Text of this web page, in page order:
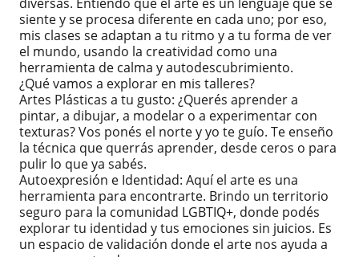
diversas. Entiendo que el arte es un lenguaje que se
siente y se procesa diferente en cada uno; por eso,
mis clases se adaptan a tu ritmo y a tu forma de ver
el mundo, usando la creatividad como una
herramienta de calma y autodescubrimiento.
​¿Qué vamos a explorar en mis talleres?
​Artes Plásticas a tu gusto: ¿Querés aprender a
pintar, a dibujar, a modelar o a experimentar con
texturas? Vos ponés el norte y yo te guío. Te enseño
la técnica que querrás aprender, desde ceros o para
pulir lo que ya sabés.
​Autoexpresión e Identidad: Aquí el arte es una
herramienta para encontrarte. Brindo un territorio
seguro para la comunidad LGBTIQ+, donde podés
explorar tu identidad y tus emociones sin juicios. Es
un espacio de validación donde el arte nos ayuda a